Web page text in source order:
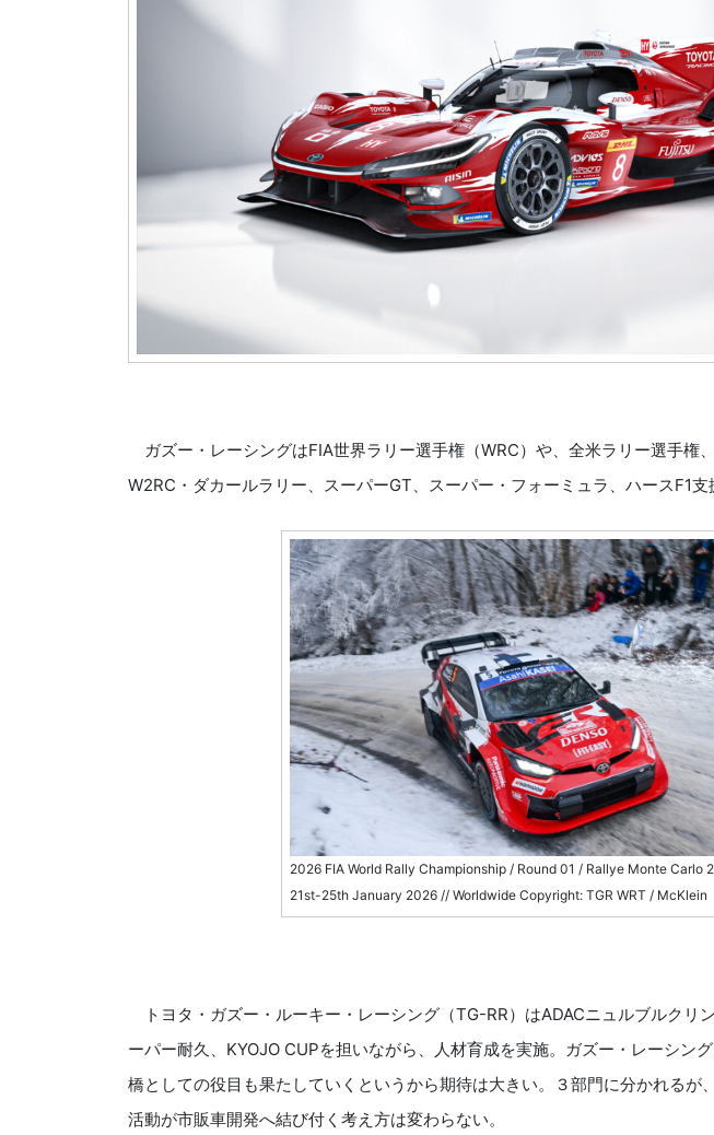
ガズー・レーシングはFIA世界ラリー選手権（WRC）や、全米ラリー選手権
W2RC・ダカールラリー、スーパーGT、スーパー・フォーミュラ、ハースF1支
2026 FIA World Rally Championship / Round 01 / Rallye Monte Carlo
21st-25th January 2026 // Worldwide Copyright: TGR WRT / McKlein
トヨタ・ガズー・ルーキー・レーシング（TG-RR）はADACニュルブルクリ
ーパー耐久、KYOJO CUPを担いながら、人材育成を実施。ガズー・レーシン
橋としての役目も果たしていくというから期待は大きい。３部門に分かれるが
活動が市販車開発へ結び付く考え方は変わらない。